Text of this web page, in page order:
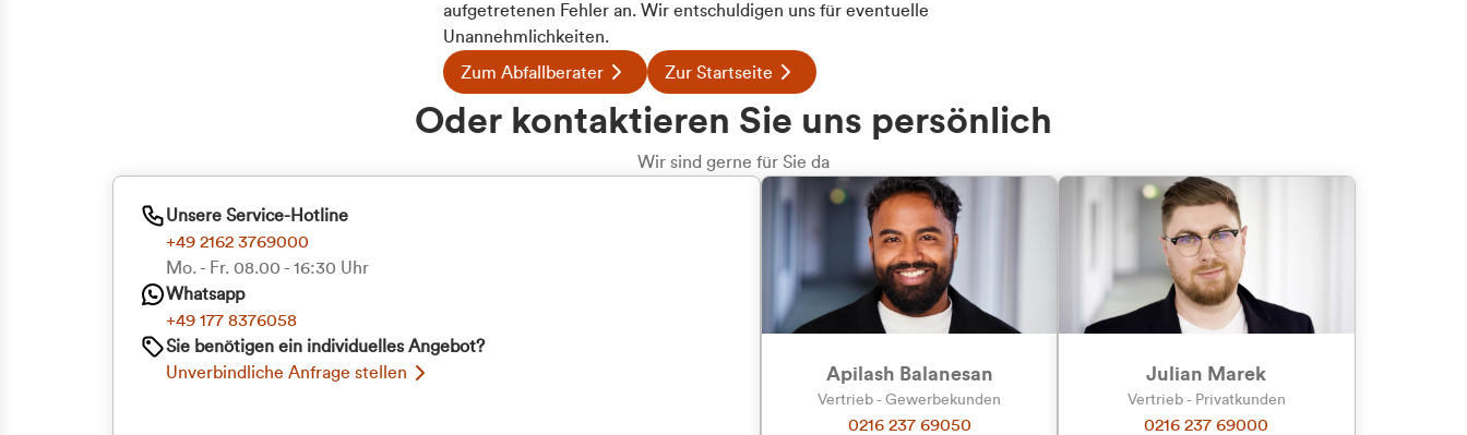
Zu welcher
Kundengruppe
aufgetretenen Fehler an. Wir entschuldigen uns für eventuelle
Unannehmlichkeiten.
Zum Abfallberater Zur Startseite
Oder kontaktieren Sie uns persönlich
Wir sind gerne für Sie da
Unsere Service-Hotline
+49 2162 3769000
Mo. - Fr. 08.00 - 16:30 Uhr
Whatsapp
+49 177 8376058
Sie benötigen ein individuelles Angebot?
Unverbindliche Anfrage stellen
Apilash Balanesan
Vertrieb - Gewerbekunden
0216 237 69050
Julian Marek
Vertrieb - Privatkunden
0216 237 69000